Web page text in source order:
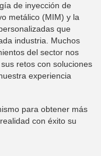
de inyección de
metálico (MIM) y la
que
industria. Muchos
del sector nos
retos con soluciones
experiencia
para obtener más
con éxito su